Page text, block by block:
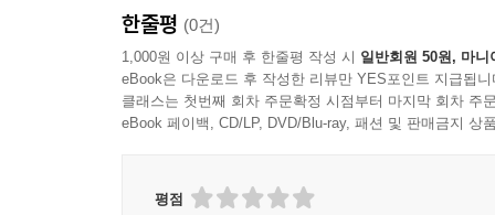
한줄평 (0건)
1,000원 이상 구매 후 한줄평 작성 시 일반회원 50원, 마니
eBook은 다운로드 후 작성한 리뷰만 YES포인트 지급됩니
클래스는 첫번째 회차 주문확정 시점부터 마지막 회차 주
eBook 페이백, CD/LP, DVD/Blu-ray, 패션 및 판매금지 상
평점